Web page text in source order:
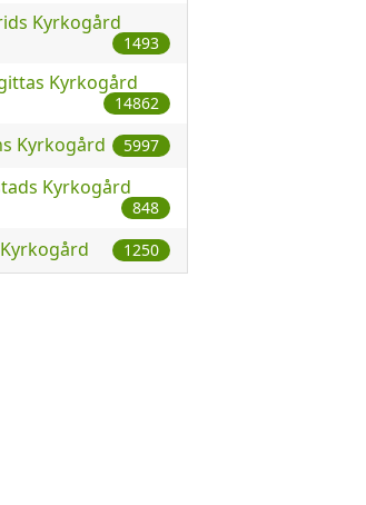
Kyrkogård
1493
Kyrkogård
14862
Kyrkogård 5997
Kyrkogård
848
1250